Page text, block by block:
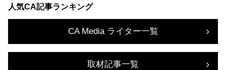
人気CA記事ランキング
CA Media ライター一覧
取材記事一覧